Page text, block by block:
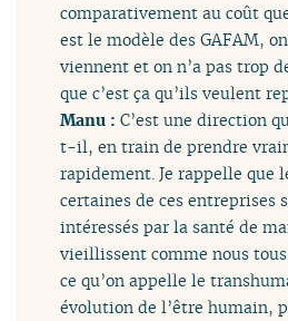
comparativement au coût
est le modèle des GAFAM,
viennent et on n’a pas trop
que c’est ça qu’ils veulent
Manu :C’est une direction
t-il, en train de prendre
rapidement. Je rappelle que
certaines de ces entreprises
intéressés par la santé de
vieillissent comme nous
ce qu’on appelle le
évolution de l’être humain,